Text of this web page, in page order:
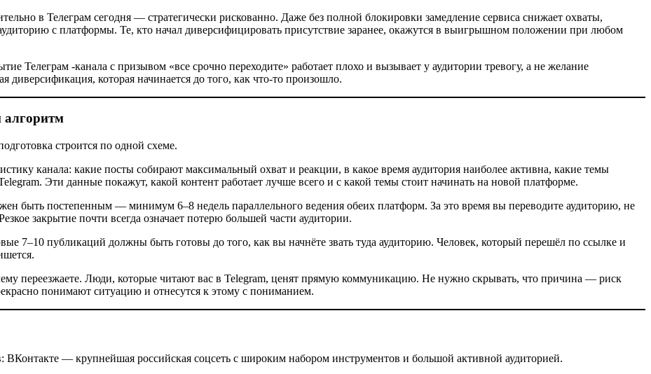
в Телеграм сегодня — стратегически рискованно. Даже без полной блокировки замедление сервиса снижает охваты,
с платформы. Те, кто начал диверсифицировать присутствие заранее, окажутся в выигрышном положении при любом
Телеграм -канала с призывом «все срочно переходите» работает плохо и вызывает у аудитории тревогу, а не желание
которая начинается до того, как что-то произошло.
алгоритм
строится по одной схеме.
канала: какие посты собирают максимальный охват и реакции, в какое время аудитория наиболее активна, какие темы
Эти данные покажут, какой контент работает лучше всего и с какой темы стоит начинать на новой платформе.
быть постепенным — минимум 6–8 недель параллельного ведения обеих платформ. За это время вы переводите аудиторию, не
закрытие почти всегда означает потерю большей части аудитории.
7–10 публикаций должны быть готовы до того, как вы начнёте звать туда аудиторию. Человек, который перешёл по ссылке и
переезжаете. Люди, которые читают вас в Telegram, ценят прямую коммуникацию. Не нужно скрывать, что причина — риск
понимают ситуацию и отнесутся к этому с пониманием.
— крупнейшая российская соцсеть с широким набором инструментов и большой активной аудиторией.